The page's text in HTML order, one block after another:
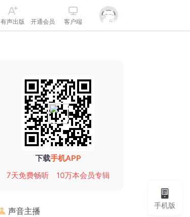
有声出版 开通会员 客户端
下载手机APP
7天免费畅听
10万本会员专辑
声音主播
手机版